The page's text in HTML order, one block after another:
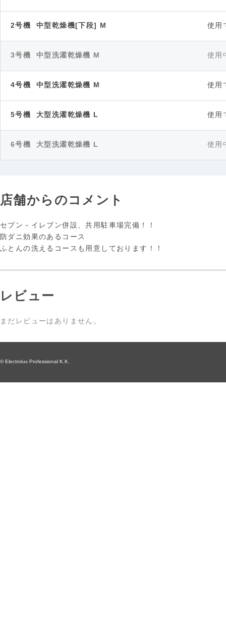
2号機 中型乾燥機[下段] M 使用
3号機 中型洗濯乾燥機 M 使用
4号機 中型洗濯乾燥機 M 使用
5号機 大型洗濯乾燥機 L 使用
6号機 大型洗濯乾燥機 L 使用
店舗からのコメント
セブン－イレブン併設、共用駐車場完備！！
防ダニ効果のあるコース
ふとんの洗えるコースも用意しております！！
レビュー
まだレビューはありません。
© Electrolux Professional K.K.